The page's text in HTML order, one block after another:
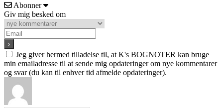
Abonner
Giv mig besked om
Jeg giver hermed tilladelse til, at K's BOGNOTER kan bruge
min emailadresse til at sende mig opdateringer om nye kommentarer
og svar (du kan til enhver tid afmelde opdateringer).